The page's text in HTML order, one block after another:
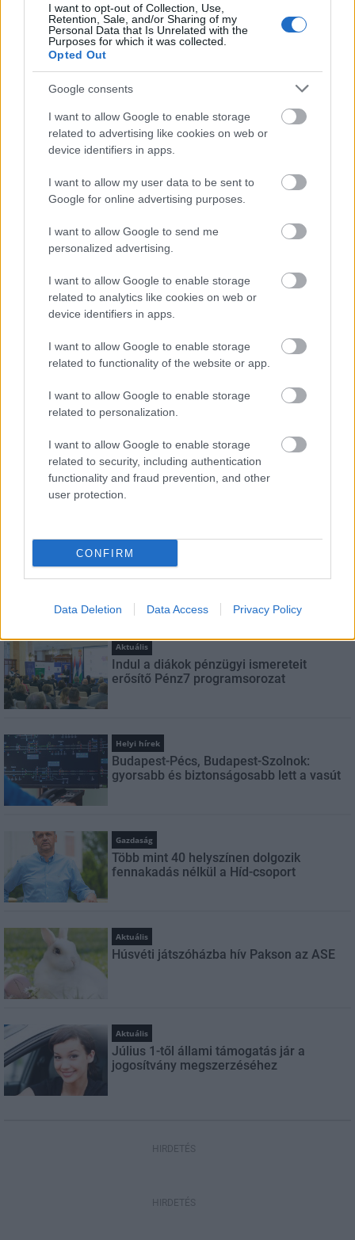
I want to opt-out of Collection, Use,
Retention, Sale, and/or Sharing of my
Personal Data that Is Unrelated with the
Purposes for which it was collected.
Opted Out
Google consents
I want to allow Google to enable storage
related to advertising like cookies on web or
device identifiers in apps.
I want to allow my user data to be sent to
Google for online advertising purposes.
I want to allow Google to send me
personalized advertising.
I want to allow Google to enable storage
related to analytics like cookies on web or
device identifiers in apps.
I want to allow Google to enable storage
related to functionality of the website or app.
I want to allow Google to enable storage
related to personalization.
I want to allow Google to enable storage
related to security, including authentication
functionality and fraud prevention, and other
user protection.
CONFIRM
Data Deletion Data Access Privacy Policy
Új gyalogosátkelők és jelzőlámpás
Másfélszeresére bővítik
Hódmezővásárhely jó hírű református
iskoláját
Flórián téri felüljárón
HÍRLEVÉL
E-mail cím
Feliratkozom a hírlevélre és elfogadom az
FELIRATKOZÁS
LEGNÉZETTEBB
Aktuális
Indul a diákok pénzügyi ismereteit
erősítő Pénz7 programsorozat
Helyi hírek
Budapest-Pécs, Budapest-Szolnok:
gyorsabb és biztonságosabb lett a vasút
Gazdaság
Több mint 40 helyszínen dolgozik
fennakadás nélkül a Híd-csoport
Aktuális
Húsvéti játszóházba hív Pakson az ASE
Aktuális
Július 1-től állami támogatás jár a
jogosítvány megszerzéséhez
HIRDETÉS
HIRDETÉS